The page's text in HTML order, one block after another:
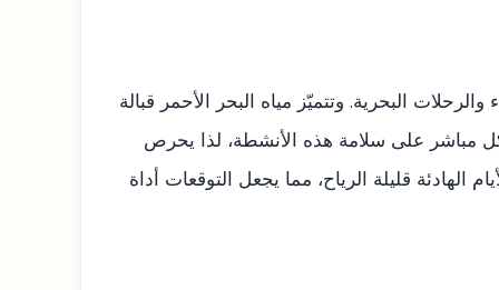
البحرية. وتتميّز مياه البحر الأحمر قبالة
مباشر على سلامة هذه الأنشطة، لذا يحرص
قليلة الرياح، مما يجعل التوقعات أداة